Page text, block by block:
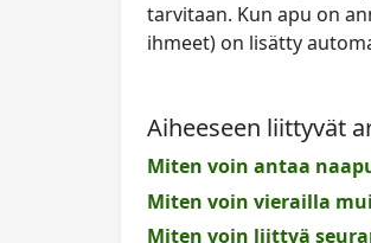
tarvitaan. Kun apu on
ihmeet) on lisätty
Aiheeseen liittyvät
Miten voin antaa
Miten voin vierailla
Miten voin liittyä